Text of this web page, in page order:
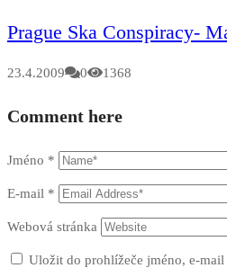
Prague Ska Conspiracy-
23.4.2009 0 1368
Comment here
Jméno *
E-mail *
Webová stránka
Uložit do prohlížeče jméno, e-